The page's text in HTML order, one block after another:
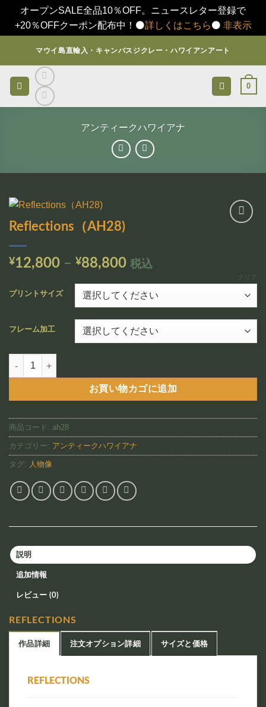
オープンSALE全品10％OFF。ニュースレター登録で
+20％OFFクーポン配布中！⚫️詳しくはこちら⚫️ 非表示
マウイ島直輸入・キャンバスジクレー・ハワイアンアート
0
アンティークハワイアナ
Reflections（AH28)
¥12,800 – ¥88,800価
帯:
¥12,800
–
¥88,800
税込
プリントサイズ
フレーム加工
クリア
Reflections（AH28)個
お買い物カゴに追加
商品コード: ah28
カテゴリー: アンティークハワイアナ
タグ: 人物像
説明
追加情報
レビュー (0)
REFLECTIONS
作品詳細 注文オプション詳細 サイズと価格
REFLECTIONS